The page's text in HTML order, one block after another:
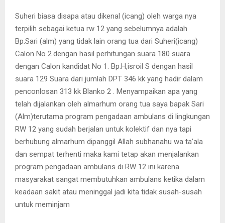
Suheri biasa disapa atau dikenal (icang) oleh warga nya
terpilih sebagai ketua rw 12 yang sebelumnya adalah
Bp.Sari (alm) yang tidak lain orang tua dari Suheri(icang)
Calon No 2.dengan hasil perhitungan suara 180 suara
dengan Calon kandidat No 1. Bp.H,isroil S dengan hasil
suara 129 Suara dari jumlah DPT 346 kk yang hadir dalam
penconlosan 313 kk Blanko 2 . Menyampaikan apa yang
telah dijalankan oleh almarhum orang tua saya bapak Sari
(Alm)terutama program pengadaan ambulans di lingkungan
RW 12 yang sudah berjalan untuk kolektif dan nya tapi
berhubung almarhum dipanggil Allah subhanahu wa ta’ala
dan sempat terhenti maka kami tetap akan menjalankan
program pengadaan ambulans di RW 12 ini karena
masyarakat sangat membutuhkan ambulans ketika dalam
keadaan sakit atau meninggal jadi kita tidak susah-susah
untuk meminjam